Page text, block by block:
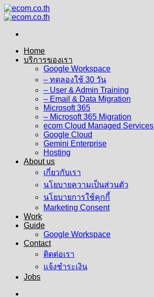
Skip
to
Home
บริการของเรา
Google Workspace
– ทดลองใช้ 30 วัน
– User & Admin Training
– Email & Data Migration
Microsoft 365
– Microsoft 365 Migration
ecom Cloud Managed Services
Google Cloud
Gemini Enterprise
Hosting
About us
เกี่ยวกับเรา
นโยบายความเป็นส่วนตัว
นโยบายการใช้คุกกี้
Marketing Consent
Work
Guide
Google Workspace
Contact
ติดต่อเรา
แจ้งชำระเงิน
Jobs